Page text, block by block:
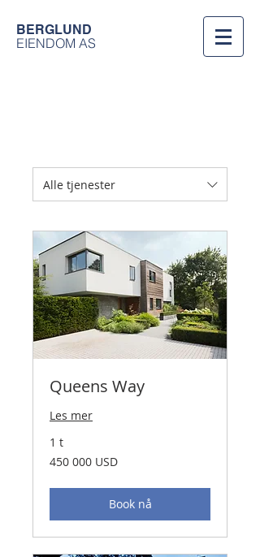
BERGLUND
EIENDOM AS
Alle tjenester
Queens Way
Les mer
1 t
450 000
amerikanske
450 000 USD
Book nå